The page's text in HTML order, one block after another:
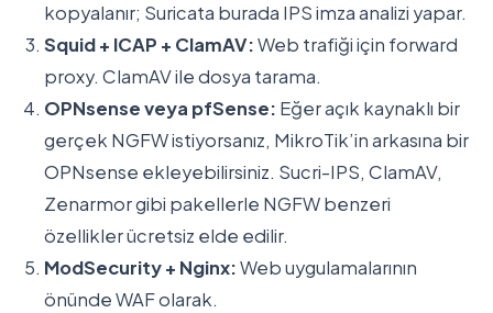
kopyalanır; Suricata burada IPS imza analizi yapar.
Squid + ICAP + ClamAV:Web trafiği için forward
proxy. ClamAV ile dosya tarama.
OPNsense veya pfSense: Eğer açık kaynaklı bir
gerçek NGFW istiyorsanız, MikroTik’in arkasına bir
OPNsense ekleyebilirsiniz. Sucri-IPS, ClamAV,
Zenarmor gibi pakellerle NGFW benzeri
özellikler ücretsiz elde edilir.
ModSecurity + Nginx:Web uygulamalarının
önünde WAF olarak.